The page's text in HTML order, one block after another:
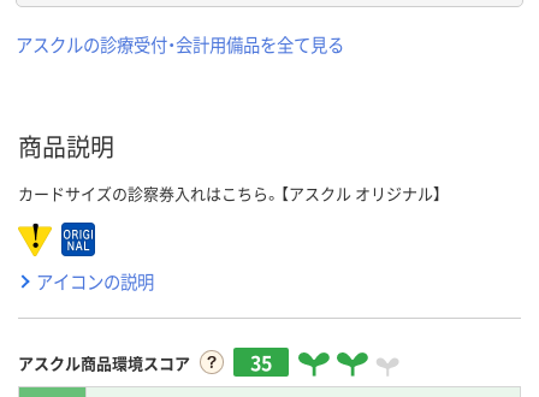
アスクルの診療受付・会計用備品を全て見る
商品説明
カードサイズの診察券入れはこちら。【アスクル オリジナル】
アイコンの説明
アスクル商品環境スコア 35